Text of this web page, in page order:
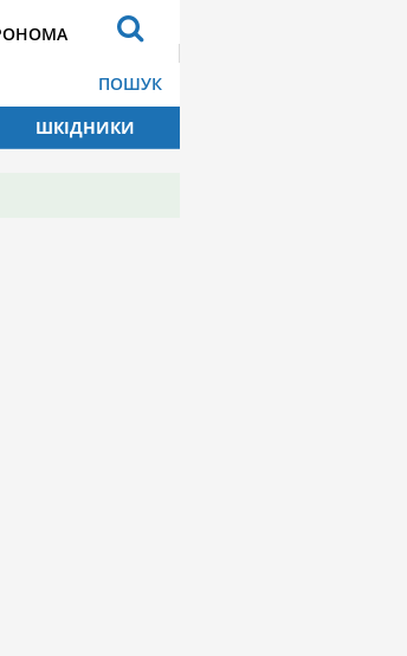
ПОШУК
ШКІДНИКИ